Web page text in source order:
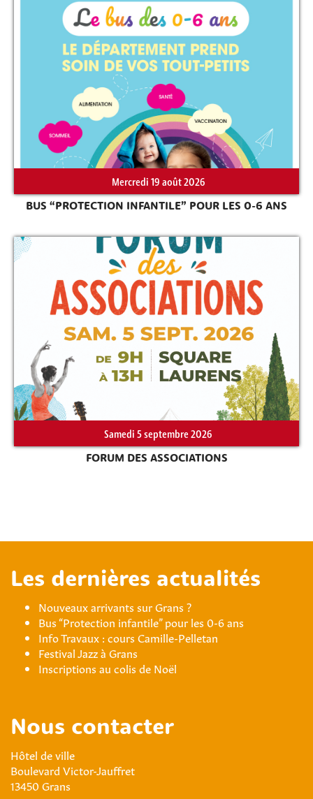
Mercredi 19 août 2026
BUS “PROTECTION INFANTILE” POUR LES 0-6 ANS
Samedi 5 septembre 2026
FORUM DES ASSOCIATIONS
Les dernières actualités
Nouveaux arrivants sur Grans ?
Bus “Protection infantile” pour les 0-6 ans
Info Travaux : cours Camille-Pelletan
Festival Jazz à Grans
Inscriptions au colis de Noël
Nous contacter
Hôtel de ville
Boulevard Victor-Jauffret
13450 Grans